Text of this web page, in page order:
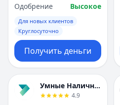
Одобрение
Высокое
Для новых клиентов
Круглосуточно
Получить деньги
Умные Наличные
4.9